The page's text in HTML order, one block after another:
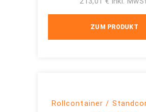
ZUM PRODUKT
Rollcontainer /